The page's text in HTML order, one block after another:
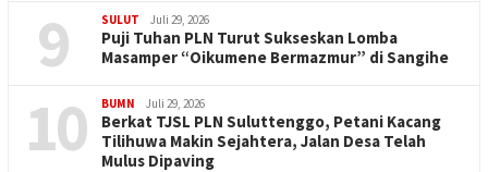
9 SULUT Juli 29, 2026
Puji Tuhan PLN Turut Sukseskan Lomba
Masamper “Oikumene Bermazmur” di Sangihe
10 BUMN Juli 29, 2026
Berkat TJSL PLN Suluttenggo, Petani Kacang
Tilihuwa Makin Sejahtera, Jalan Desa Telah
Mulus Dipaving